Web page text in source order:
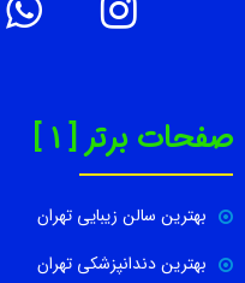
صفحات برتر [ 1 ]
بهترین سالن زیبایی تهران
بهترین دندانپزشکی تهران